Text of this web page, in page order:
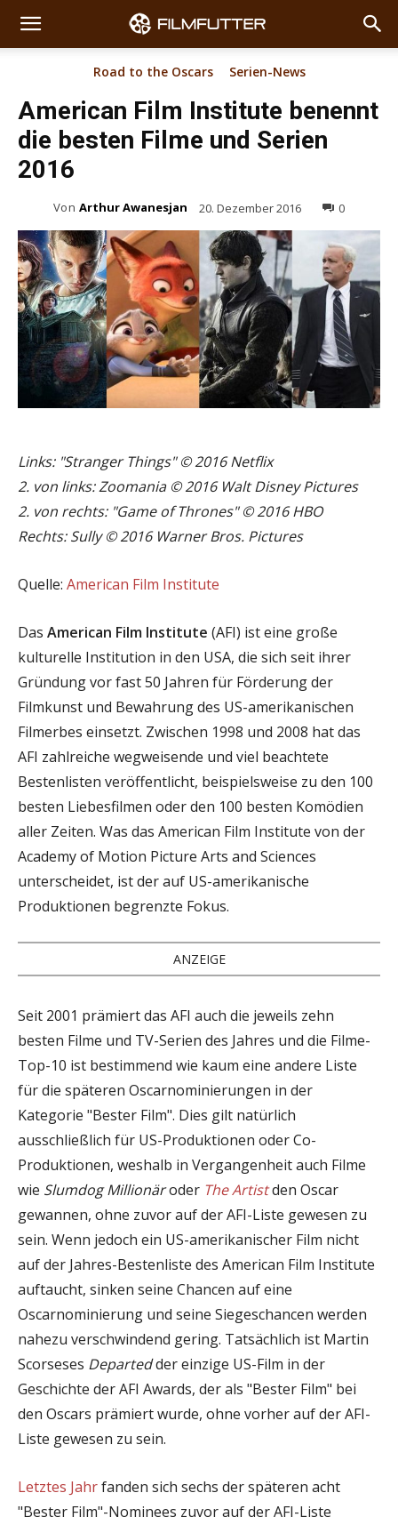
Road to the Oscars Serien-News
American Film Institute benennt
die besten Filme und Serien
2016
Von Arthur Awanesjan 20. Dezember 2016 0
Links: "Stranger Things"©2016 Netflix
2. von links: Zoomania ©2016 Walt Disney Pictures
2. von rechts: "Game of Thrones"©2016 HBO
Rechts: Sully©2016 Warner Bros. Pictures
Quelle: American Film Institute
Das American Film Institute (AFI) ist eine große
kulturelle Institution in den USA, die sich seit ihrer
Gründung vor fast 50 Jahren für Förderung der
Filmkunst und Bewahrung des US-amerikanischen
Filmerbes einsetzt. Zwischen 1998 und 2008 hat das
AFI zahlreiche wegweisende und viel beachtete
Bestenlisten veröffentlicht, beispielsweise zu den 100
besten Liebesfilmen oder den 100 besten Komödien
aller Zeiten. Was das American Film Institute von der
Academy of Motion Picture Arts and Sciences
unterscheidet, ist der auf US-amerikanische
Produktionen begrenzte Fokus.
ANZEIGE
Seit 2001 prämiert das AFI auch die jeweils zehn
besten Filme und TV-Serien des Jahres und die Filme-
Top-10 ist bestimmend wie kaum eine andere Liste
für die späteren Oscarnominierungen in der
Kategorie "Bester Film". Dies gilt natürlich
ausschließlich für US-Produktionen oder Co-
Produktionen, weshalb in Vergangenheit auch Filme
wie Slumdog Millionäroder The Artistden Oscar
gewannen, ohne zuvor auf der AFI-Liste gewesen zu
sein. Wenn jedoch ein US-amerikanischer Film nicht
auf der Jahres-Bestenliste des American Film Institute
auftaucht, sinken seine Chancen auf eine
Oscarnominierung und seine Siegeschancen werden
nahezu verschwindend gering. Tatsächlich ist Martin
Scorseses Departedder einzige US-Film in der
Geschichte der AFI Awards, der als "Bester Film" bei
den Oscars prämiert wurde, ohne vorher auf der AFI-
Liste gewesen zu sein.
Letztes Jahrfanden sich sechs der späteren acht
"Bester Film"-Nominees zuvor auf der AFI-Liste